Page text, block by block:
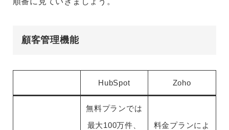
顧客管理機能
HubSpot Zoho
無料プランでは
最大100万件、
料金プランによ